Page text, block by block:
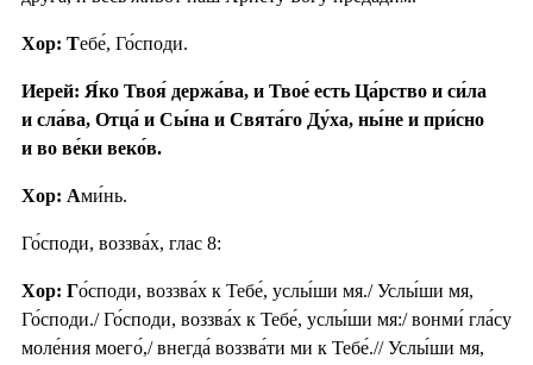
Хор: Тебе́, Го́споди.
Иерей: Я́ко Твоя́ держа́ва, и Твое́ есть Ца́рство и си́ла
и сла́ва, Отца́ и Сы́на и Свята́го Ду́ха, ны́не и при́сно
и во ве́ки веко́в.
Хор: Ами́нь.
Го́споди, воззва́х, глас 8:
Хор: Го́споди, воззва́х к Тебе́, услы́ши мя./ Услы́ши мя,
Го́споди./ Го́споди, воззва́х к Тебе́, услы́ши мя:/ вонми́ гла́су
моле́ния моего́,/ внегда́ воззва́ти ми к Тебе́.// Услы́ши мя,